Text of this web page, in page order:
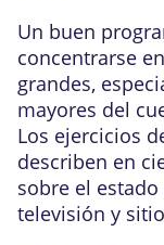
Un buen
concentrarse
grandes,
mayores del
Los ejercicios
describen en
sobre el
televisión y